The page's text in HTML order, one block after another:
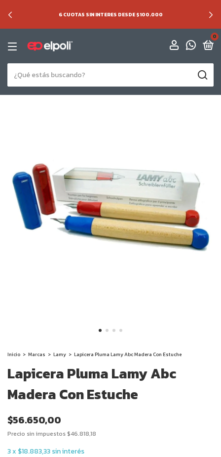
6 CUOTAS SIN INTERES DESDE $100.000
0
Inicio > Marcas > Lamy > Lapicera Pluma Lamy Abc Madera Con Estuche
Lapicera Pluma Lamy Abc
Madera Con Estuche
$56.650,00
Precio sin impuestos$46.818,18
3x $18.883,33sin interés